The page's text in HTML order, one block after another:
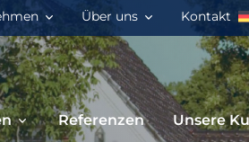
Über uns Kontakt
Referenzen Unsere